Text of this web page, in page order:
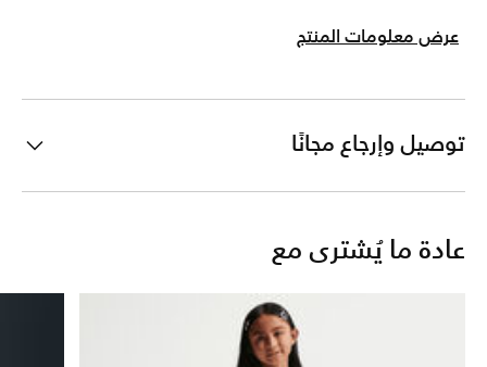
عرض معلومات المنتج
توصيل وإرجاع مجانًا
عادة ما يُشترى مع